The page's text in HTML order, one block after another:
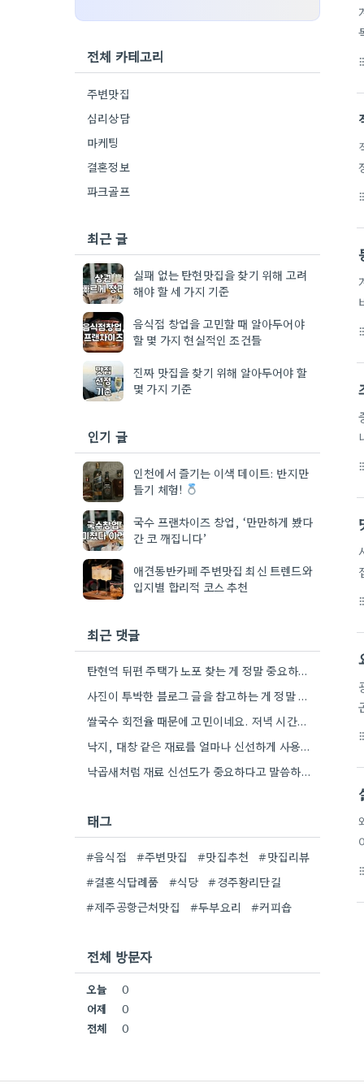
전체 카테고리
주변맛집
심리상담
마케팅
결혼정보
파크골프
최근 글
실패 없는 탄현맛집을 찾기 위해 고려
해야 할 세 가지 기준
음식점 창업을 고민할 때 알아두어야
할 몇 가지 현실적인 조건들
진짜 맛집을 찾기 위해 알아두어야 할
몇 가지 기준
인기 글
인천에서 즐기는 이색 데이트: 반지만
들기 체험!
국수 프랜차이즈 창업, ‘만만하게 봤다
간 코 깨집니다’
애견동반카페 주변맛집 최신 트렌드와
입지별 합리적 코스 추천
최근 댓글
탄현역 뒤편 주택가 노포 찾는 게 정말 중요하네요. 저도 가끔 검색 순위만 보고 후회했던 경험이…
사진이 투박한 블로그 글을 참고하는 게 정말 현명하네요. 저는 보통 메뉴판 사진만 보고도 어느 정도…
쌀국수 회전율 때문에 고민이네요. 저녁 시간대 테이블 상황을 직접 확인하는 게 정말 중요하더라구요.
낙지, 대창 같은 재료를 얼마나 신선하게 사용하는지가 정말 중요하더라고요. 특히 인터넷 리뷰에서 오래된 후기와 새로운…
낙곱새처럼 재료 신선도가 중요하다고 말씀하신 점에, 제가 최근 새우 살이 탱글탱글한 곳을 찾고 있어서 정말…
태그
#음식점 #주변맛집 #맛집추천
#맛집리뷰
#결혼식답례품
#식당
#경주황리단길
#제주공항근처맛집
#두부요리 #커피숍
전체 방문자
오늘
0
어제
0
전체
0